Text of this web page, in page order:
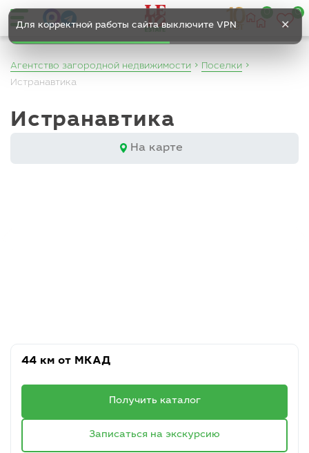
Для корректной работы сайта выключите VPN ✕
0
Агентство загородной недвижимости
Поселки
Истранавтика
Истранавтика
На карте
44 км от МКАД
Получить каталог
Записаться на экскурсию